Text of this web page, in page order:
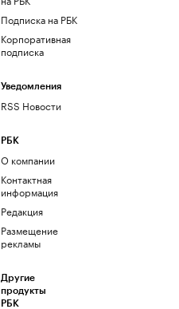
Подписка на РБК
Корпоративная
подписка
Уведомления
RSS Новости
РБК
О компании
Контактная
информация
Редакция
Размещение
рекламы
Другие
продукты
РБК